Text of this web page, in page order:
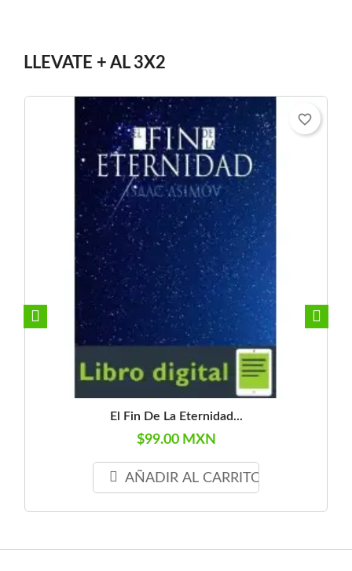
LLEVATE + AL 3X2
El Fin De La Eternidad...
$99.00 MXN
AÑADIR AL CARRITO
favorite_border